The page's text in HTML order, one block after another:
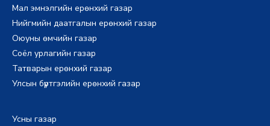
Мал эмнэлгийн ерөнхий газар
Нийгмийн даатгалын ерөнхий газар
Оюуны өмчийн газар
Соёл урлагийн газар
Татварын ерөнхий газар
Улсын бүртгэлийн ерөнхий газар
Усны газар